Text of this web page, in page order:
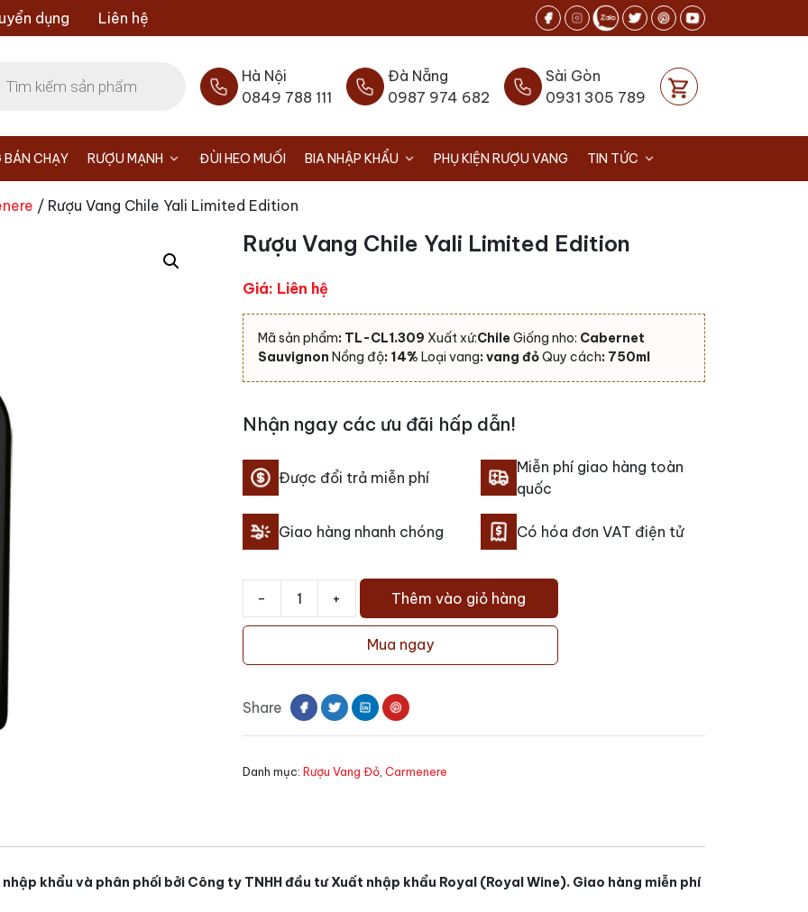
dụng Liên hệ
Hà Nội
0849 788 111
Đà Nẵng
0987 974 682
Sài Gòn
0931 305 789
BÁN CHẠY RƯỢU MẠNH ĐÙI HEO MUỐI BIA NHẬP KHẨU PHỤ KIỆN RƯỢU VANG TIN TỨC
/ Rượu Vang Chile Yali Limited Edition
Rượu Vang Chile Yali Limited Edition
Giá: Liên hệ
Mã sản phẩm: TL-CL1.309 Xuất xứ:ChileGiống nho: Cabernet
Sauvignon Nồng độ: 14% Loại vang: vang đỏQuy cách: 750ml
Nhận ngay các ưu đãi hấp dẫn!
Được đổi trả miễn phí
Miễn phí giao hàng toàn
quốc
Giao hàng nhanh chóng Có hóa đơn VAT điện tử
-
Vang
Limited
Edition
số
+ Thêm vào giỏ hàng
Mua ngay
Share
Danh mục: Rượu Vang Đỏ, Carmenere
khẩu và phân phối bởi Công ty TNHH đầu tư Xuất nhập khẩu Royal (Royal Wine). Giao hàng miễn phí